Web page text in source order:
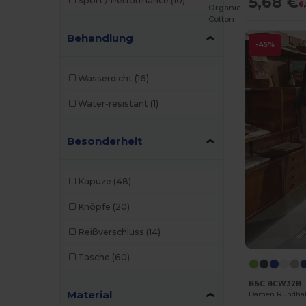
Caterpillar
CG International
Chipolo (2)
Clubclass (20)
Dickies (8)
Dickies Medical
Digital Transfer (2)
Ecologie (8)
Behandlung
Wasserdicht (16)
Water-resistant (1)
Besonderheit
Kapuze (48)
Knöpfe (20)
Reißverschluss (14)
Tasche (60)
Material
-45%
Organic
Cotton
B&C BCW32B
Damen